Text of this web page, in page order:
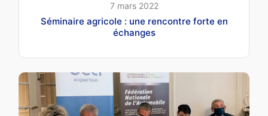
7 mars 2022
Séminaire agricole : une rencontre forte en
échanges